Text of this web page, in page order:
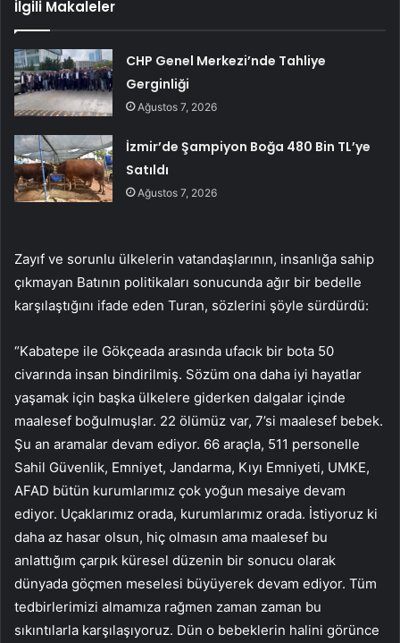
İlgili Makaleler
CHP Genel Merkezi’nde Tahliye
Gerginliği
Ağustos 7, 2026
İzmir’de Şampiyon Boğa 480 Bin TL’ye
Satıldı
Ağustos 7, 2026
Zayıf ve sorunlu ülkelerin vatandaşlarının, insanlığa sahip
çıkmayan Batının politikaları sonucunda ağır bir bedelle
karşılaştığını ifade eden Turan, sözlerini şöyle sürdürdü:
“Kabatepe ile Gökçeada arasında ufacık bir bota 50
civarında insan bindirilmiş. Sözüm ona daha iyi hayatlar
yaşamak için başka ülkelere giderken dalgalar içinde
maalesef boğulmuşlar. 22 ölümüz var, 7’si maalesef bebek.
Şu an aramalar devam ediyor. 66 araçla, 511 personelle
Sahil Güvenlik, Emniyet, Jandarma, Kıyı Emniyeti, UMKE,
AFAD bütün kurumlarımız çok yoğun mesaiye devam
ediyor. Uçaklarımız orada, kurumlarımız orada. İstiyoruz ki
daha az hasar olsun, hiç olmasın ama maalesef bu
anlattığım çarpık küresel düzenin bir sonucu olarak
dünyada göçmen meselesi büyüyerek devam ediyor. Tüm
tedbirlerimizi almamıza rağmen zaman zaman bu
sıkıntılarla karşılaşıyoruz. Dün o bebeklerin halini görünce